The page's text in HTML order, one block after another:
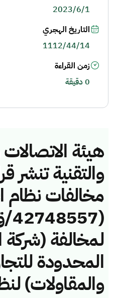
هيئة
والتقنية تنشر
مخالفات نظام
لمخالفة (شركة
المحدودة
والمقاولات)
2023/6/1
التاريخ الهجري
1112/44/14
زمن القراءة
0 دقيقة